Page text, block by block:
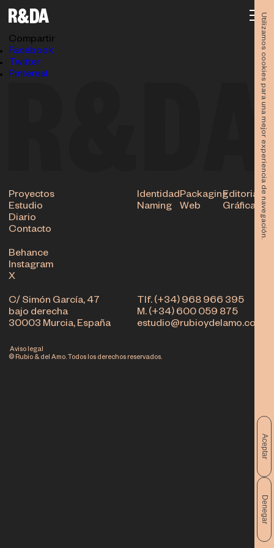
Utilizamos cookies para una mejor experiencia de navegación.
Aceptar
Denegar
25.11.2021
Compartir
Facebook
Twitter
Pinterest
Tlf. (+34) 968 966 395
M. (+34) 600 059 875
estudio@rubioydelamo.com
C/ Simón García, 47
bajo derecha
30003 Murcia, España
Proyectos
Estudio
Diario
Contacto
IdentidadPackagingEditorial
Naming
Web Gráfica
Behance
Instagram
X
© Rubio & del Amo. Todos los derechos reservados.
Aviso legal